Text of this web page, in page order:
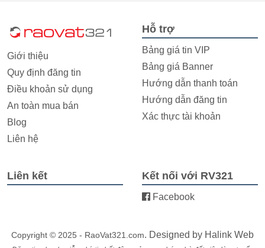
Giới thiệu
Quy định đăng tin
Điều khoản sử dụng
An toàn mua bán
Blog
Liên hệ
Hỗ trợ
Bảng giá tin VIP
Bảng giá Banner
Hướng dẫn thanh toán
Hướng dẫn đăng tin
Xác thực tài khoản
Liên kết Kết nối với RV321
Facebook
Copyright © 2025 - RaoVat321.com. Designed by Halink Web